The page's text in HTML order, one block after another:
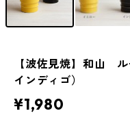
【波佐見焼】和山
インディゴ）
¥1,980